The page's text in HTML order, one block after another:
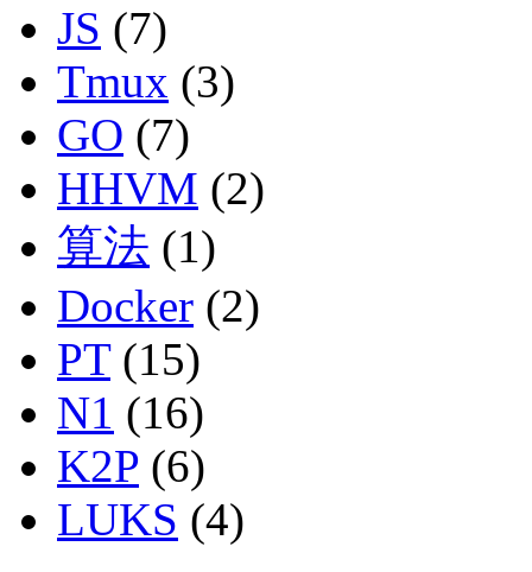
JS (7)
Tmux (3)
GO (7)
HHVM (2)
算法 (1)
Docker (2)
PT(15)
N1 (16)
K2P (6)
LUKS (4)